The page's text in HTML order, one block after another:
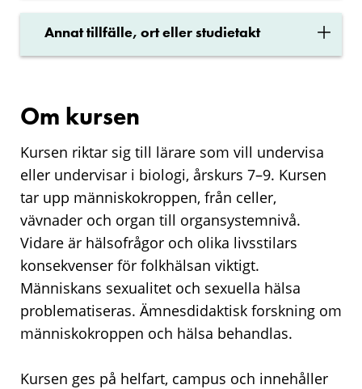
Annat tillfälle, ort eller studietakt ×
Om kursen
Kursen riktar sig till lärare som vill undervisa
eller undervisar i biologi, årskurs 7–9. Kursen
tar upp människokroppen, från celler,
vävnader och organ till organsystemnivå.
Vidare är hälsofrågor och olika livsstilars
konsekvenser för folkhälsan viktigt.
Människans sexualitet och sexuella hälsa
problematiseras. Ämnesdidaktisk forskning om
människokroppen och hälsa behandlas.
Kursen ges på helfart, campus och innehåller